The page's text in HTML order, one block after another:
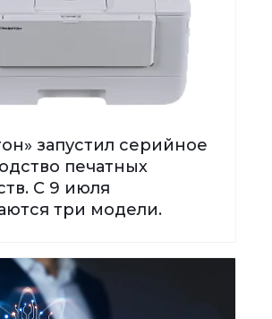
запустил серийное
печатных
С 9 июля
три модели.